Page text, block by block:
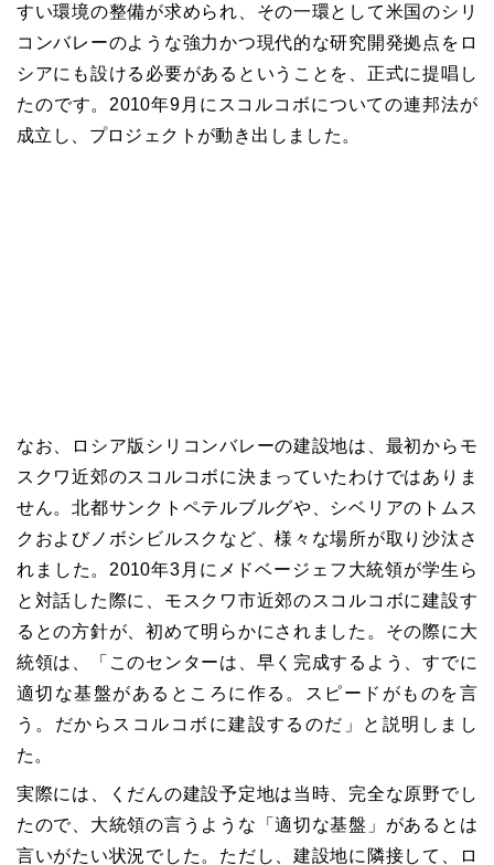
すい環境の整備が求められ、その一環として米国のシリ
コンバレーのような強力かつ現代的な研究開発拠点をロ
シアにも設ける必要があるということを、正式に提唱し
たのです。2010年9月にスコルコボについての連邦法が
成立し、プロジェクトが動き出しました。
なお、ロシア版シリコンバレーの建設地は、最初からモ
スクワ近郊のスコルコボに決まっていたわけではありま
せん。北都サンクトペテルブルグや、シベリアのトムス
クおよびノボシビルスクなど、様々な場所が取り沙汰さ
れました。2010年3月にメドベージェフ大統領が学生ら
と対話した際に、モスクワ市近郊のスコルコボに建設す
るとの方針が、初めて明らかにされました。その際に大
統領は、「このセンターは、早く完成するよう、すでに
適切な基盤があるところに作る。スピードがものを言
う。だからスコルコボに建設するのだ」と説明しまし
た。
実際には、くだんの建設予定地は当時、完全な原野でし
たので、大統領の言うような「適切な基盤」があるとは
言いがたい状況でした。ただし、建設地に隣接して、ロ